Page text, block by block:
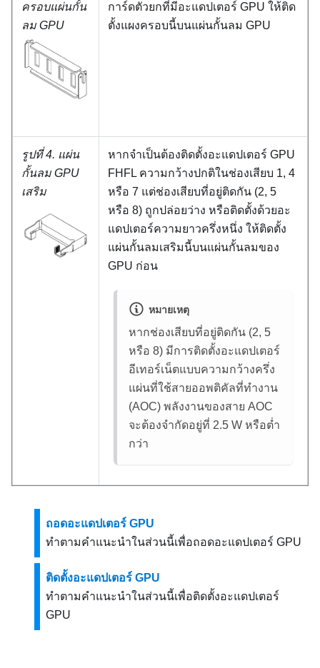
ครอบแผ่นกั้น
ลม GPU
การ์ดตัวยกที่มีอะแดปเตอร์ GPU ให้ติด
ตั้งแผงครอบนี้บนแผ่นกั้นลม GPU
รูปที่ 4. แผ่น
กั้นลม GPU
เสริม
หากจำเป็นต้องติดตั้งอะแดปเตอร์ GPU
FHFL ความกว้างปกติในช่องเสียบ 1, 4
หรือ 7 แต่ช่องเสียบที่อยู่ติดกัน (2, 5
หรือ 8) ถูกปล่อยว่าง หรือติดตั้งด้วยอะ
แดปเตอร์ความยาวครึ่งหนึ่ง ให้ติดตั้ง
แผ่นกั้นลมเสริมนี้บนแผ่นกั้นลมของ
GPU ก่อน
หมายเหตุ
หากช่องเสียบที่อยู่ติดกัน (2, 5
หรือ 8) มีการติดตั้งอะแดปเตอร์
อีเทอร์เน็ตแบบความกว้างครึ่ง
แผ่นที่ใช้สายออพติคัลที่ทำงาน
(AOC) พลังงานของสาย AOC
จะต้องจํากัดอยู่ที่ 2.5 W หรือต่ำ
กว่า
ถอดอะแดปเตอร์ GPU
ทำตามคำแนะนำในส่วนนี้เพื่อถอดอะแดปเตอร์ GPU
ติดตั้งอะแดปเตอร์ GPU
ทำตามคำแนะนำในส่วนนี้เพื่อติดตั้งอะแดปเตอร์
GPU